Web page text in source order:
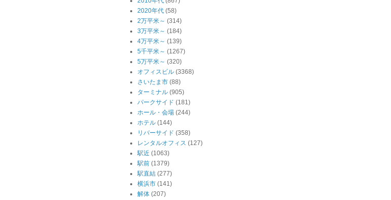
2020年代 (58)
2万平米～ (314)
3万平米～ (184)
4万平米～ (139)
5千平米～ (1267)
5万平米～ (320)
オフィスビル (3368)
さいたま市 (88)
ターミナル (905)
パークサイド (181)
ホール・会場 (244)
ホテル (144)
リバーサイド (358)
レンタルオフィス (127)
駅近 (1063)
駅前 (1379)
駅直結 (277)
横浜市 (141)
解体 (207)